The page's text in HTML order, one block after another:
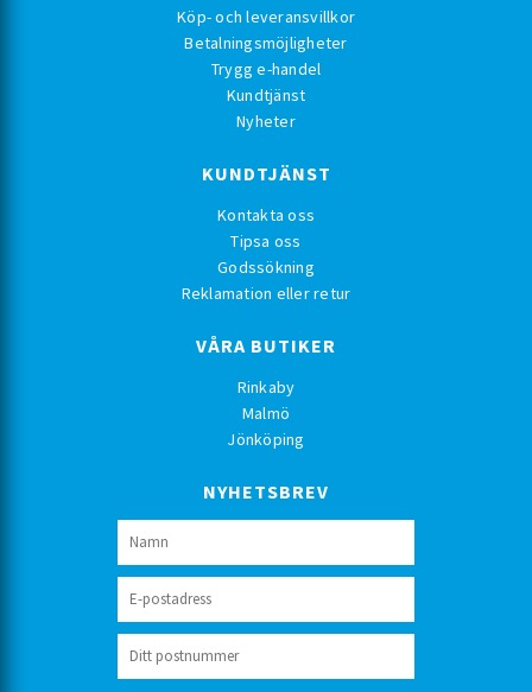
Köp- och leveransvillkor
Betalningsmöjligheter
Trygg e-handel
Kundtjänst
Nyheter
KUNDTJÄNST
Kontakta oss
Tipsa oss
Godssökning
Reklamation eller retur
VÅRA BUTIKER
Rinkaby
Malmö
Jönköping
NYHETSBREV